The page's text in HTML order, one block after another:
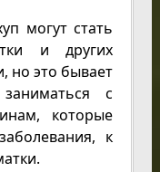
могут стать
и других
но это бывает
с
которые
к